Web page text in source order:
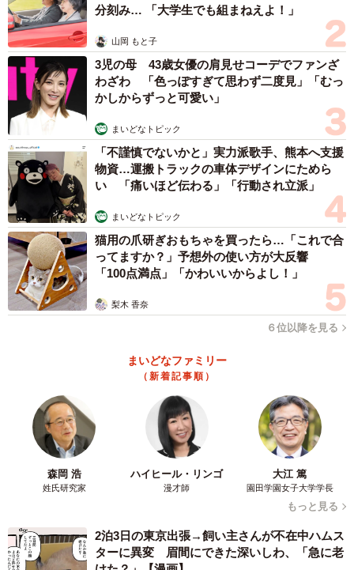
で、非常に強く興奮しました！
みなさんは草の名前がわかりましたか？（瀬尾一樹さん提供）
「こんなに上手いこと棲み分け居住してるとは！」
「ポットで植物育ててる写真かと思ったら違った！逞しく
てかわいらしい」
「わかる、こういう小さな生態系が街の景色を優しくして
など数々の驚きの声が寄せられた今回の投稿。
分刻み… 「大学生でも組まねえよ！」
山岡 もと子
3児の母 43歳女優の肩見せコーデでファンざ
わざわ 「色っぽすぎて思わず二度見」「むっ
かしからずっと可愛い」
まいどなトピック
「不謹慎でないかと」実力派歌手、熊本へ支援
物資…運搬トラックの車体デザインにためら
い 「痛いほど伝わる」「行動され立派」
まいどなトピック
猫用の爪研ぎおもちゃを買ったら…「これで合
ってますか？」予想外の使い方が大反響
「100点満点」「かわいいからよし！」
梨木 香奈
６位以降を見る
まいどなファミリー
（新着記事順）
森岡 浩
姓氏研究家
ハイヒール・リンゴ
漫才師
大江 篤
園田学園女子大学学長
もっと見る
2泊3日の東京出張→飼い主さんが不在中ハムス
ターに異変 眉間にできた深いしわ、「急に老